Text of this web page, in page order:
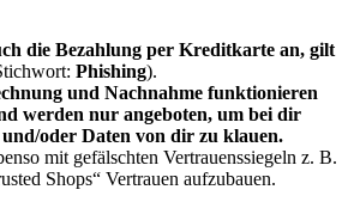
die Bezahlung per Kreditkarte an, gilt
Phishing).
und Nachnahme funktionieren
werden nur angeboten, um bei dir
und/oder Daten von dir zu klauen.
mit gefälschten Vertrauenssiegeln z. B.
Shops“ Vertrauen aufzubauen.